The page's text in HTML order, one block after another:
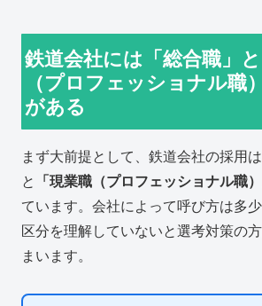
鉄道会社には「総合職」
（プロフェッショナル職
がある
まず大前提として、鉄道会社の採用
と 「現業職（プロフェッショナル職）
ています。会社によって呼び方は多
区分を理解していないと選考対策の
まいます。